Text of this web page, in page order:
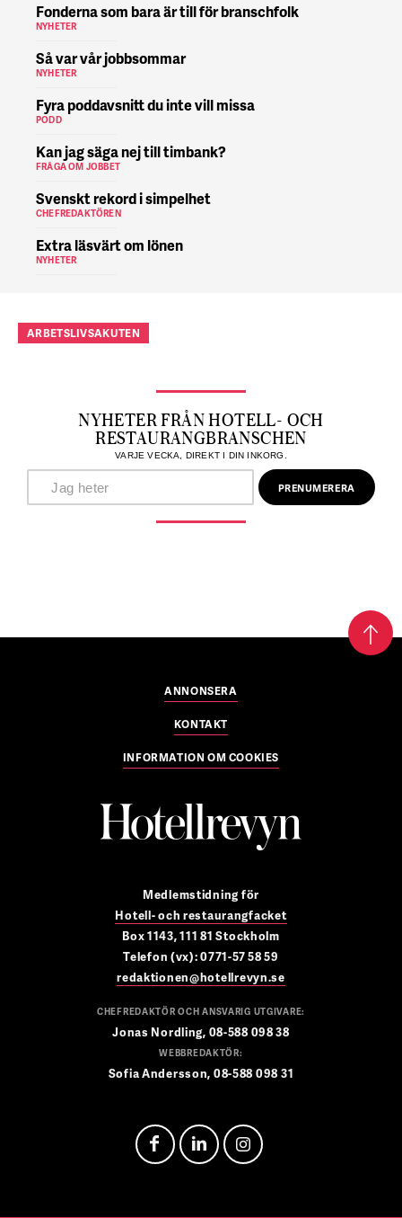
Fonderna som bara är till för branschfolk
NYHETER
Så var vår jobbsommar
NYHETER
Fyra poddavsnitt du inte vill missa
PODD
Kan jag säga nej till timbank?
FRÅGA OM JOBBET
Svenskt rekord i simpelhet
CHEFREDAKTÖREN
Extra läsvärt om lönen
NYHETER
ARBETSLIVSAKUTEN
NYHETER FRÅN HOTELL- OCH
RESTAURANGBRANSCHEN
VARJE VECKA, DIREKT I DIN INKORG.
ANNONSERA
KONTAKT
INFORMATION OM COOKIES
Medlemstidning för
Hotell- och restaurangfacket
Box 1143, 111 81 Stockholm
Telefon (vx): 0771-57 58 59
redaktionen@hotellrevyn.se
CHEFREDAKTÖR OCH ANSVARIG UTGIVARE:
Jonas Nordling, 08-588 098 38
WEBBREDAKTÖR:
Sofia Andersson, 08-588 098 31